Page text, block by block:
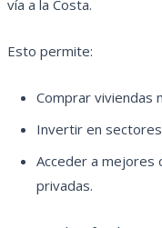
vía a la Costa.
Esto permite:
Comprar viviendas
Invertir en
Acceder a mejores
privadas.